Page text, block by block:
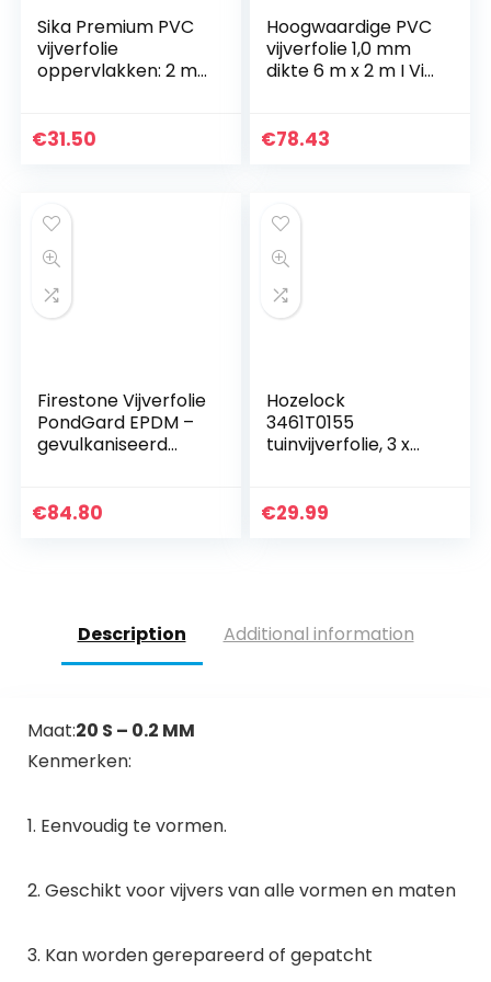
Sika Premium PVC
vijverfolie
oppervlakken: 2 m²
1,5 mm (Made in
3 m)
€31.50
Hoogwaardige PVC
vijverfolie 1,0 mm
dikte 6 m x 2 m I Vis
weerbestendig I
vijveraccessoires
€78.43
Firestone Vijverfolie
PondGard EPDM –
gevulkaniseerd
toepassingen –
€84.80
Hozelock
3461T0155
tuinvijverfolie, 3 x
€29.99
Description Additional information
Maat:20 S – 0.2 MM
Kenmerken:
1. Eenvoudig te vormen.
2. Geschikt voor vijvers van alle vormen en maten
3. Kan worden gerepareerd of gepatcht